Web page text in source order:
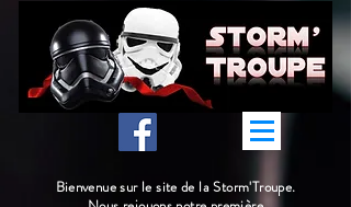
Bienvenue sur le site de la Storm'Troupe.